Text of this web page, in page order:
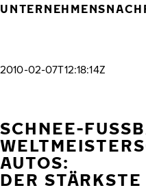
2010-02-07T12:18:14Z
SCHNEE-
UTOS:
DER